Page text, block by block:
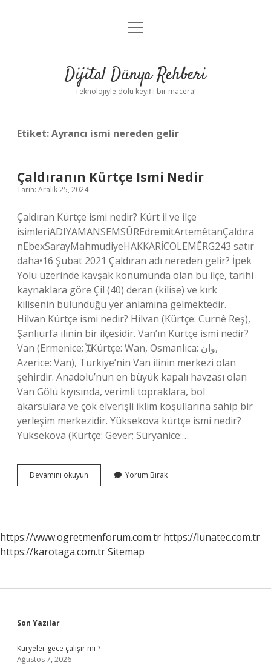
Anasayfa
Yasal Uyarı
menüyü
Dijital Dünya Rehberi
Teknolojiyle dolu keyifli bir macera!
Etiket:Ayrancı ismi nereden gelir
Çaldıranın Kürtçe Ismi Nedir
Tarih: Aralık 25, 2024
Çaldıran Kürtçe ismi nedir? Kürt il ve ilçe
isimleriADIYAMANSEMSÛREdremitArtemêtanÇaldıra
nEbexSarayMahmudiyeHAKKARİCOLEMÊRG243 satır
daha•16 Şubat 2021 Çaldıran adı nereden gelir? İpek
Yolu üzerinde kavşak konumunda olan bu ilçe, tarihi
kaynaklara göre Çil (40) deran (kilise) ve kırk
kilisenin bulunduğu yer anlamına gelmektedir.
Hilvan Kürtçe ismi nedir? Hilvan (Kürtçe: Curnê Reş),
Şanlıurfa ilinin bir ilçesidir. Van’ın Kürtçe ismi nedir?
Van (Ermenice: Ԏֶ֡, Kürtçe: Wan, Osmanlıca: وان,
Azerice: Van), Türkiye’nin Van ilinin merkezi olan
şehirdir. Anadolu’nun en büyük kapalı havzası olan
Van Gölü kıyısında, verimli topraklara, bol
akarsulara ve çok elverişli iklim koşullarına sahip bir
yerleşim merkezidir. Yüksekova kürtçe ismi nedir?
Yüksekova (Kürtçe: Gever; Süryanice:…
Devamını okuyun Çaldıranın
Kürtçe
Yorum Bırak
https://www.ogretmenforum.com.tr https://lunatec.com.tr
https://karotaga.com.trSitemap
Sidebar
Son Yazılar
Kuryeler gece çalışır mı ?
Ağustos 7, 2026